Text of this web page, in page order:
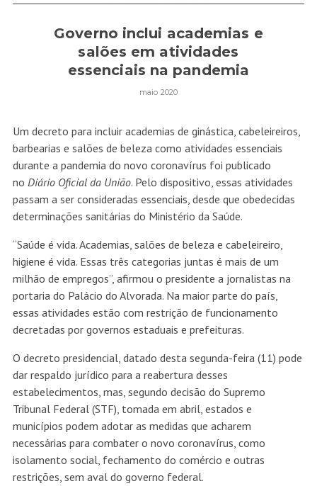
Governo inclui academias e
salões em atividades
essenciais na pandemia
maio 2020
Um decreto para incluir academias de ginástica, cabeleireiros,
barbearias e salões de beleza como atividades essenciais
durante a pandemia do novo coronavírus foi publicado
no Diário Oficial da União. Pelo dispositivo, essas atividades
passam a ser consideradas essenciais, desde que obedecidas
determinações sanitárias do Ministério da Saúde.
“Saúde é vida. Academias, salões de beleza e cabeleireiro,
higiene é vida. Essas três categorias juntas é mais de um
milhão de empregos”, afirmou o presidente a jornalistas na
portaria do Palácio do Alvorada. Na maior parte do país,
essas atividades estão com restrição de funcionamento
decretadas por governos estaduais e prefeituras.
O decreto presidencial, datado desta segunda-feira (11) pode
dar respaldo jurídico para a reabertura desses
estabelecimentos, mas, segundo decisão do Supremo
Tribunal Federal (STF), tomada em abril, estados e
municípios podem adotar as medidas que acharem
necessárias para combater o novo coronavírus, como
isolamento social, fechamento do comércio e outras
restrições, sem aval do governo federal.